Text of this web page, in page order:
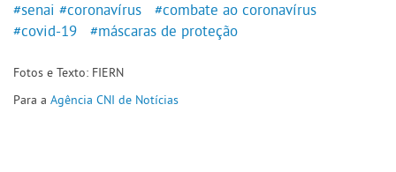
#senai #coronavírus
#combate ao coronavírus
#covid-19
#máscaras de proteção
Fotos e Texto: FIERN
Para a Agência CNI de Notícias